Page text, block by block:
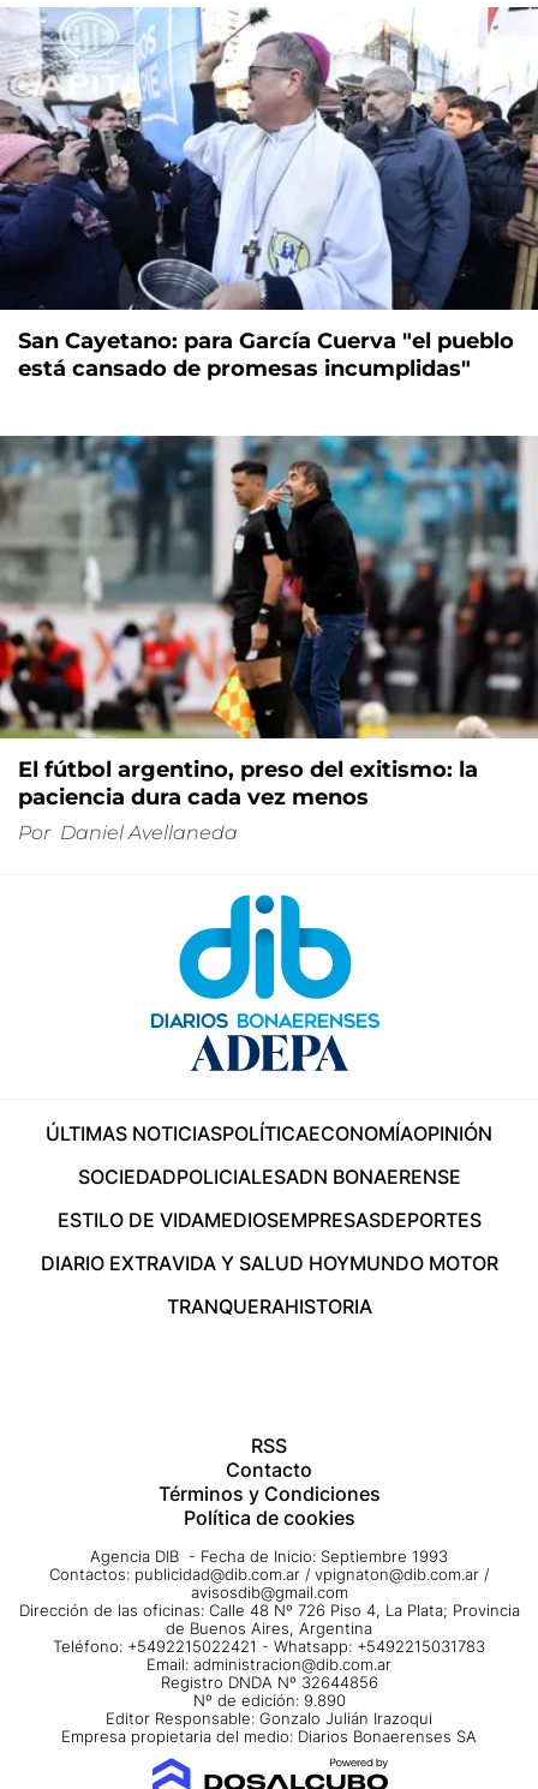
San Cayetano: para García Cuerva "el pueblo
está cansado de promesas incumplidas"
El fútbol argentino, preso del exitismo: la
paciencia dura cada vez menos
Por Daniel Avellaneda
ÚLTIMAS NOTICIASPOLÍTICAECONOMÍAOPINIÓN
SOCIEDADPOLICIALESADN BONAERENSE
ESTILO DE VIDAMEDIOSEMPRESASDEPORTES
DIARIO EXTRAVIDA Y SALUD HOYMUNDO MOTOR
TRANQUERAHISTORIA
RSS
Contacto
Términos y Condiciones
Política de cookies
Agencia DIB - Fecha de Inicio: Septiembre 1993
Contactos: publicidad@dib.com.ar / vpignaton@dib.com.ar /
avisosdib@gmail.com
Dirección de las oficinas: Calle 48 Nº 726 Piso 4, La Plata; Provincia
de Buenos Aires, Argentina
Teléfono: +5492215022421 - Whatsapp: +5492215031783
Email: administracion@dib.com.ar
Registro DNDA Nº 32644856
Nº de edición: 9.890
Editor Responsable: Gonzalo Julián Irazoqui
Empresa propietaria del medio: Diarios Bonaerenses SA